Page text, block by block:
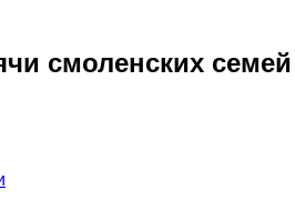
смоленских